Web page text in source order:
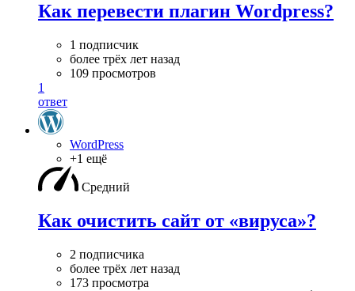
Как перевести плагин Wordpress?
1 подписчик
более трёх лет назад
109 просмотров
1
ответ
WordPress
+1 ещё
Средний
Как очистить сайт от «вируса»?
2 подписчика
более трёх лет назад
173 просмотра